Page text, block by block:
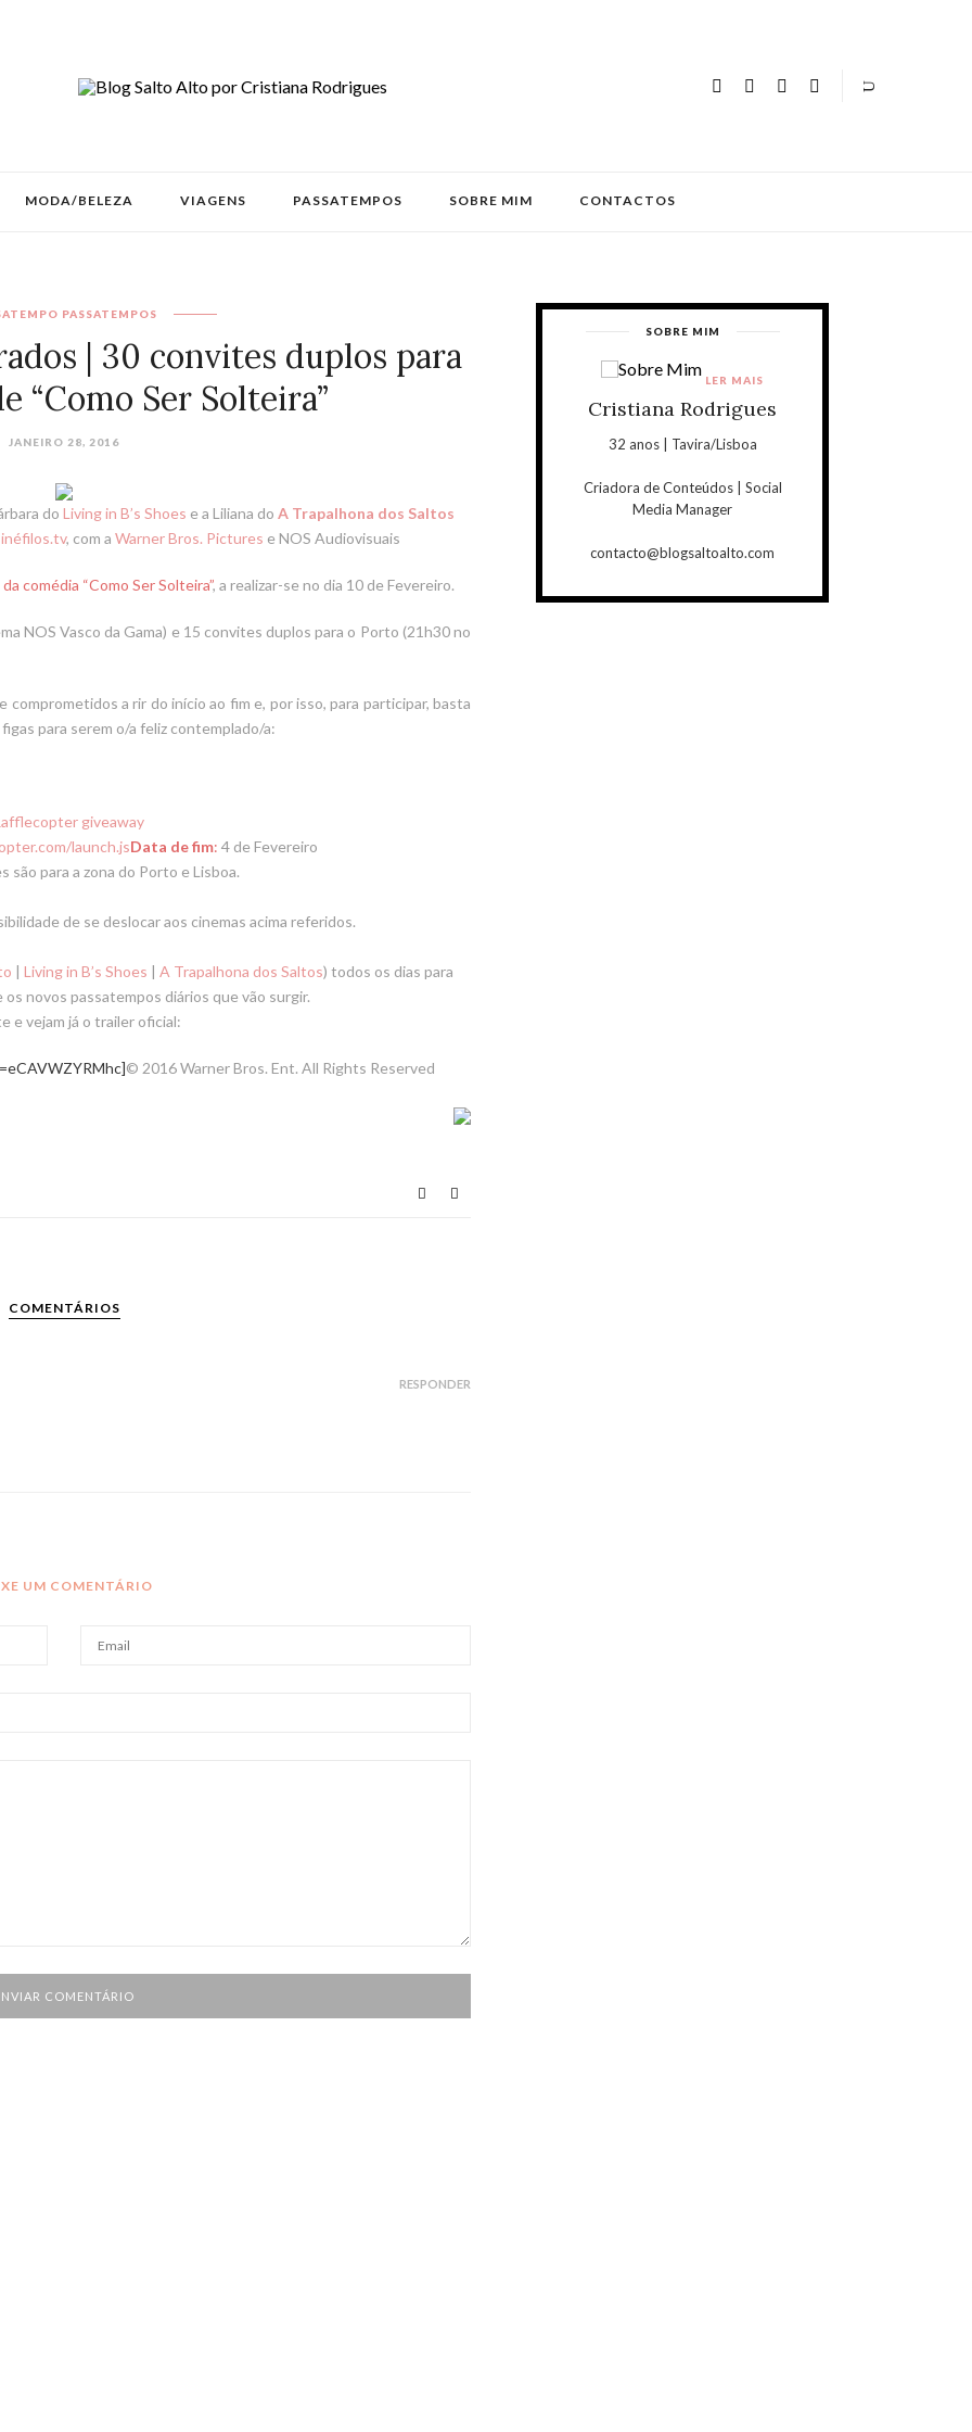
MODA/BELEZA VIAGENS PASSATEMPOS SOBRE MIM CONTACTOS
PASSATEMPOS
| 30 convites duplos para
“Como Ser Solteira”
JANEIRO 28, 2016
do Living in B’s Shoes e a Liliana do A Trapalhona dos Saltos
, com a Warner Bros. Pictures e NOS Audiovisuais
comédia “Como Ser Solteira”, a realizar-se no dia 10 de Fevereiro.
NOS Vasco da Gama) e 15 convites duplos para o Porto (21h30 no
a rir do início ao fim e, por isso, para participar, basta
para serem o/a feliz contemplado/a:
giveaway
launch.jsData de fim: 4 de Fevereiro
são para a zona do Porto e Lisboa.
de se deslocar aos cinemas acima referidos.
| Living in B’s Shoes | A Trapalhona dos Saltos) todos os dias para
novos passatempos diários que vão surgir.
e vejam já o trailer oficial:
© 2016 Warner Bros. Ent. All Rights Reserved​
COMENTÁRIOS
RESPONDER
UM COMENTÁRIO
SOBRE MIM
Cristiana Rodrigues
32 anos | Tavira/Lisboa
Criadora de Conteúdos | Social
Media Manager
contacto@blogsaltoalto.com
LER MAIS